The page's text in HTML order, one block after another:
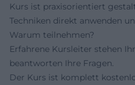
Kurs ist praxisorientiert
Techniken direkt anwenden
Warum teilnehmen?
Erfahrene Kursleiter stehen
beantworten Ihre Fragen.
Der Kurs ist komplett